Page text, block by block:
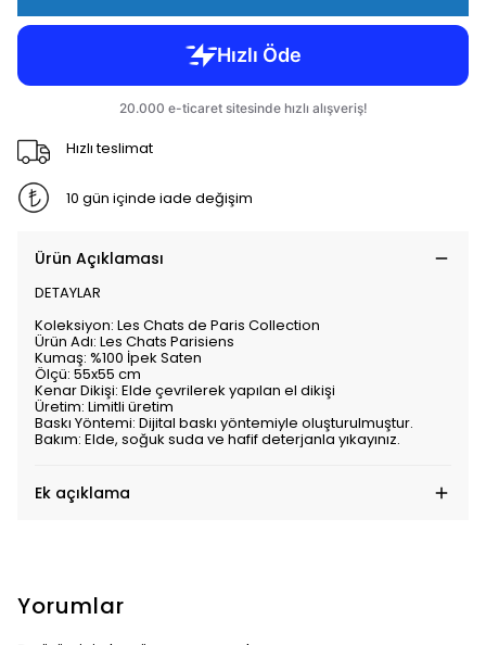
Hızlı teslimat
10 gün içinde iade değişim
Ürün Açıklaması
DETAYLAR
Koleksiyon: Les Chats de Paris Collection
Ürün Adı: Les Chats Parisiens
Kumaş: %100 İpek Saten
Ölçü: 55x55 cm
Kenar Dikişi: Elde çevrilerek yapılan el dikişi
Üretim: Limitli üretim
Baskı Yöntemi: Dijital baskı yöntemiyle oluşturulmuştur.
Bakım: Elde, soğuk suda ve hafif deterjanla yıkayınız.
Ek açıklama
Yorumlar